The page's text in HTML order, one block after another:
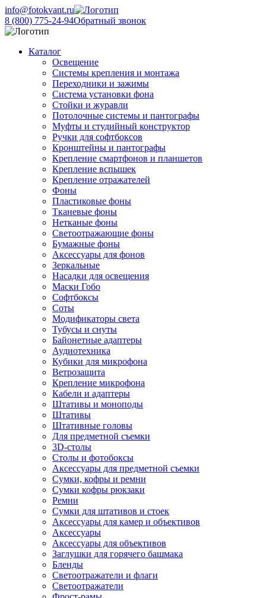
info@fotokvant.ru
8 (800) 775-24-94Обратный звонок
Каталог
Освещение
Системы крепления и монтажа
Переходники и зажимы
Система установки фона
Стойки и журавли
Потолочные системы и пантографы
Муфты и студийный конструктор
Ручки для софтбоксов
Кронштейны и пантографы
Крепление смартфонов и планшетов
Крепление вспышек
Крепление отражателей
Фоны
Пластиковые фоны
Тканевые фоны
Нетканые фоны
Светоотражающие фоны
Бумажные фоны
Аксессуары для фонов
Зеркальные
Насадки для освещения
Маски Гобо
Софтбоксы
Соты
Модификаторы света
Тубусы и снуты
Байонетные адаптеры
Аудиотехника
Кубики для микрофона
Ветрозащита
Крепление микрофона
Кабели и адаптеры
Штативы и моноподы
Штативы
Штативные головы
Для предметной съемки
3D-столы
Столы и фотобоксы
Аксессуары для предметной съемки
Сумки, кофры и ремни
Сумки кофры рюкзаки
Ремни
Сумки для штативов и стоек
Аксессуары для камер и объективов
Аксессуары
Аксессуары для объективов
Заглушки для горячего башмака
Бленды
Светоотражатели и флаги
Светоотражатели